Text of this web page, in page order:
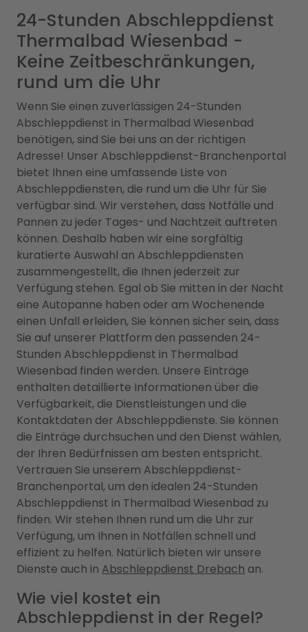
24-Stunden Abschleppdienst
Thermalbad Wiesenbad -
Keine Zeitbeschränkungen,
rund um die Uhr
Wenn Sie einen zuverlässigen 24-Stunden
Abschleppdienst in Thermalbad Wiesenbad
benötigen, sind Sie bei uns an der richtigen
Adresse! Unser Abschleppdienst-Branchenportal
bietet Ihnen eine umfassende Liste von
Abschleppdiensten, die rund um die Uhr für Sie
verfügbar sind. Wir verstehen, dass Notfälle und
Pannen zu jeder Tages- und Nachtzeit auftreten
können. Deshalb haben wir eine sorgfältig
kuratierte Auswahl an Abschleppdiensten
zusammengestellt, die Ihnen jederzeit zur
Verfügung stehen. Egal ob Sie mitten in der Nacht
eine Autopanne haben oder am Wochenende
einen Unfall erleiden, Sie können sicher sein, dass
Sie auf unserer Plattform den passenden 24-
Stunden Abschleppdienst in Thermalbad
Wiesenbad finden werden. Unsere Einträge
enthalten detaillierte Informationen über die
Verfügbarkeit, die Dienstleistungen und die
Kontaktdaten der Abschleppdienste. Sie können
die Einträge durchsuchen und den Dienst wählen,
der Ihren Bedürfnissen am besten entspricht.
Vertrauen Sie unserem Abschleppdienst-
Branchenportal, um den idealen 24-Stunden
Abschleppdienst in Thermalbad Wiesenbad zu
finden. Wir stehen Ihnen rund um die Uhr zur
Verfügung, um Ihnen in Notfällen schnell und
effizient zu helfen. Natürlich bieten wir unsere
Dienste auch in Abschleppdienst Drebach an.
Wie viel kostet ein
Abschleppdienst in der Regel?